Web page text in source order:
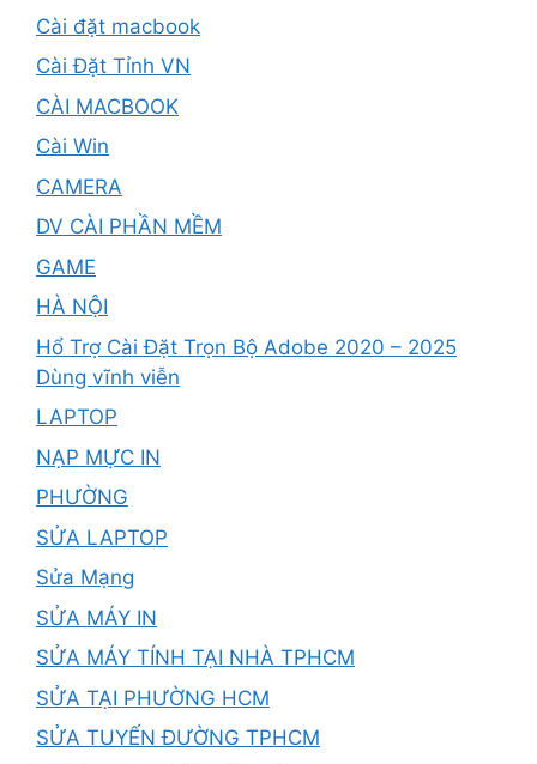
Cài đặt macbook
Cài Đặt Tỉnh VN
CÀI MACBOOK
Cài Win
CAMERA
DV CÀI PHẦN MỀM
GAME
HÀ NỘI
Hổ Trợ Cài Đặt Trọn Bộ Adobe 2020 – 2025
Dùng vĩnh viễn
LAPTOP
NẠP MỰC IN
PHƯỜNG
SỬA LAPTOP
Sửa Mạng
SỬA MÁY IN
SỬA MÁY TÍNH TẠI NHÀ TPHCM
SỬA TẠI PHƯỜNG HCM
SỬA TUYẾN ĐƯỜNG TPHCM